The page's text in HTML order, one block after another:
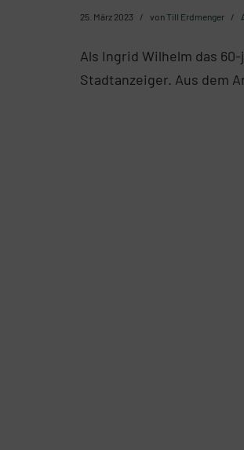
25. März 2023 vonTill Erdmenger
Als Ingrid Wilhelm das
Stadtanzeiger. Aus dem